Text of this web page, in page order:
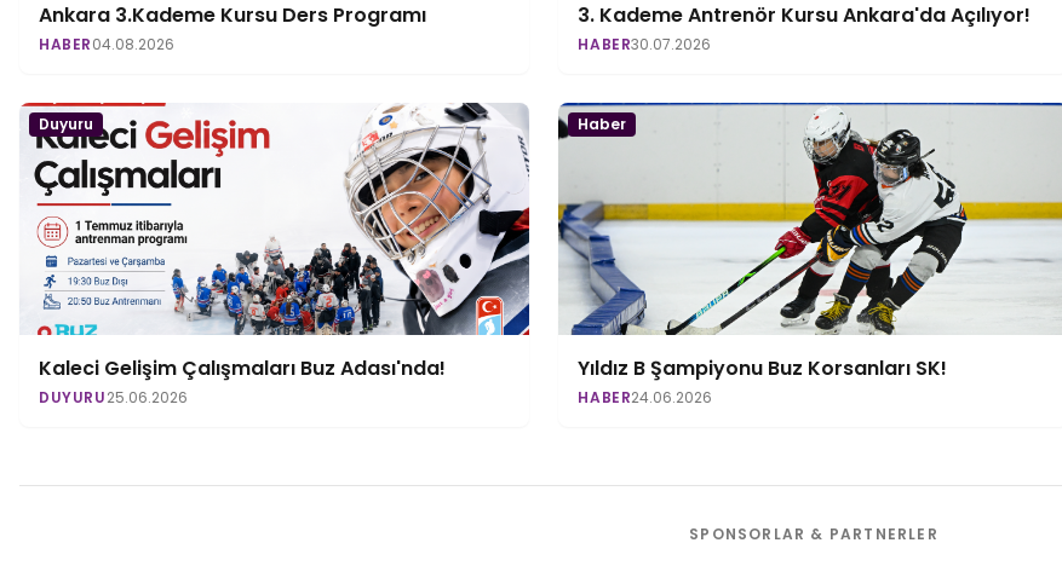
Ankara 3.Kademe Kursu Ders Programı
HABER04.08.2026
3. Kademe Antrenör Kursu Ankara'da Açılıyor!
HABER30.07.2026
Duyuru
Kaleci Gelişim Çalışmaları Buz Adası'nda!
DUYURU25.06.2026
Haber
Yıldız B Şampiyonu Buz Korsanları SK!
HABER24.06.2026
SPONSORLAR & PARTNERLER